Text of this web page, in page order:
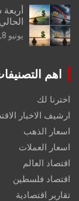
الحالي
يونيو 8, 2026
اهم
اخترنا لك
ارشيف الاخبار
اسعار الذهب
اسعار العملات
اقتصاد العالم
اقتصاد فلسطين
تقارير اقتصادية